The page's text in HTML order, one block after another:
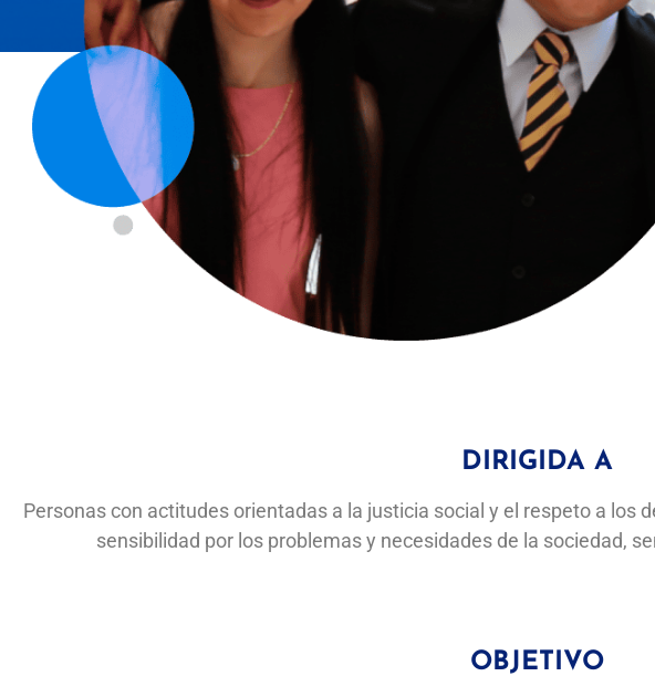
DIRIGIDA A
Personas con actitudes orientadas a la justicia social y el respeto a los
sensibilidad por los problemas y necesidades de la sociedad,
OBJETIVO